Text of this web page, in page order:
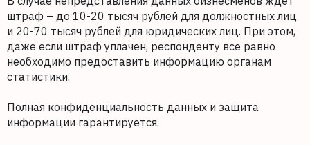
штраф – до 10-20 тысяч рублей для должностных лиц
и 20-70 тысяч рублей для юридических лиц. При этом,
даже если штраф уплачен, респонденту все равно
необходимо предоставить информацию органам
статистики.
Полная конфиденциальность данных и защита
информации гарантируется.